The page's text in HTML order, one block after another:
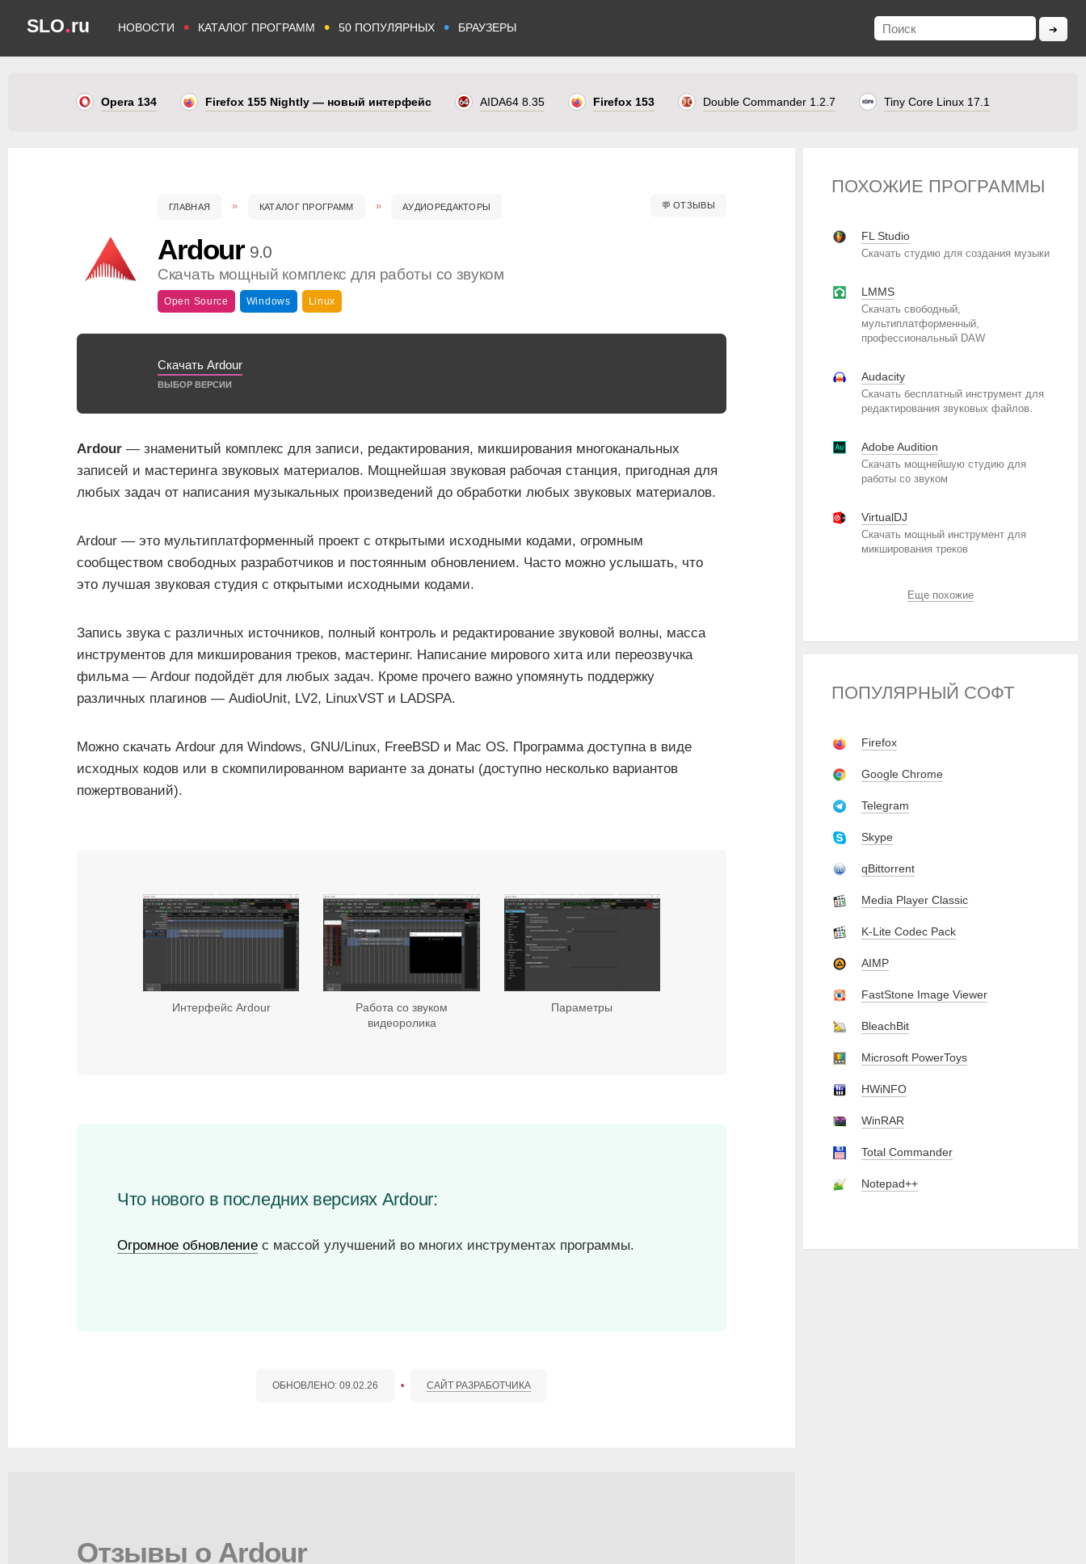
SLO.ru НОВОСТИ • КАТАЛОГ ПРОГРАММ • 50 ПОПУЛЯРНЫХ • БРАУЗЕРЫ
Opera 134 Firefox 155 Nightly — новый интерфейс AIDA64 8.35 Firefox 153 Double Commander 1.2.7 Tiny Core Linux 17.1
💬ОТЗЫВЫ
ГЛАВНАЯ КАТАЛОГ ПРОГРАММ АУДИОРЕДАКТОРЫ
Ardour 9.0
Скачать мощный комплекс для работы со звуком
Open Source Windows Linux
Скачать Ardour
ВЫБОР ВЕРСИИ
Ardour — знаменитый комплекс для записи, редактирования, микширования многоканальных
записей и мастеринга звуковых материалов. Мощнейшая звуковая рабочая станция, пригодная для
любых задач от написания музыкальных произведений до обработки любых звуковых материалов.
Ardour — это мультиплатформенный проект с открытыми исходными кодами, огромным
сообществом свободных разработчиков и постоянным обновлением. Часто можно услышать, что
это лучшая звуковая студия с открытыми исходными кодами.
Запись звука с различных источников, полный контроль и редактирование звуковой волны, масса
инструментов для микширования треков, мастеринг. Написание мирового хита или переозвучка
фильма — Ardour подойдёт для любых задач. Кроме прочего важно упомянуть поддержку
различных плагинов — AudioUnit, LV2, LinuxVST и LADSPA.
Можно скачать Ardour для Windows, GNU/Linux, FreeBSD и Mac OS. Программа доступна в виде
исходных кодов или в скомпилированном варианте за донаты (доступно несколько вариантов
пожертвований).
Интерфейс Ardour
Работа со звуком
видеоролика
Параметры
Что нового в последних версиях Ardour:
Огромное обновление с массой улучшений во многих инструментах программы.
ОБНОВЛЕНО: 09.02.26 • САЙТ РАЗРАБОТЧИКА
Отзывы о Ardour
ПОХОЖИЕ ПРОГРАММЫ
FL Studio
Скачать студию для создания музыки
LMMS
Скачать свободный,
мультиплатформенный,
профессиональный DAW
Audacity
Скачать бесплатный инструмент для
редактирования звуковых файлов.
Adobe Audition
Скачать мощнейшую студию для
работы со звуком
VirtualDJ
Скачать мощный инструмент для
микширования треков
Еще похожие
ПОПУЛЯРНЫЙ СОФТ
Firefox
Google Chrome
Telegram
Skype
qBittorrent
Media Player Classic
K-Lite Codec Pack
AIMP
FastStone Image Viewer
BleachBit
Microsoft PowerToys
HWiNFO
WinRAR
Total Commander
Notepad++